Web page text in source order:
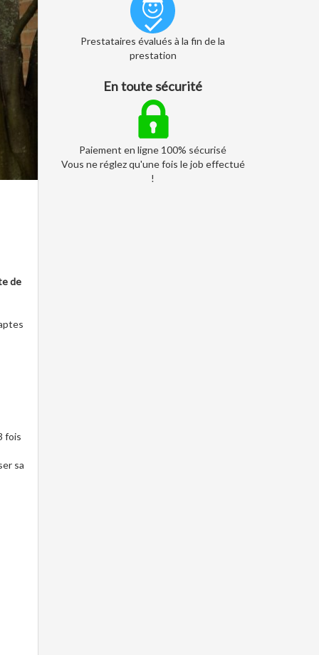
de
fois
sa
Prestataires évalués à la fin de la
prestation
En toute sécurité
Paiement en ligne 100% sécurisé
Vous ne réglez qu'une fois le job effectué
!